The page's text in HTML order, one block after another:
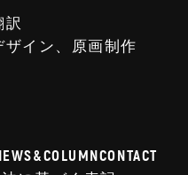
訳
ザイン、原画制作
CONTACT